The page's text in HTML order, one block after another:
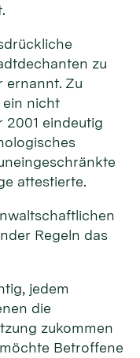
zu
ernannt. Zu
ein nicht
2001 eindeutig
attestierte.
Regeln das
jedem
die
zukommen
Betroffene